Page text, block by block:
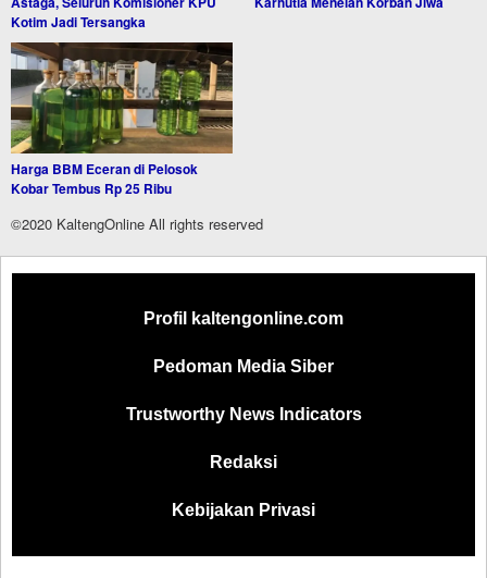
Kotim Jadi Tersangka
Harga BBM Eceran di Pelosok
Kobar Tembus Rp 25 Ribu
©2020 KaltengOnline All rights reserved
Profil kaltengonline.com
Pedoman Media Siber
Trustworthy News Indicators
Redaksi
Kebijakan Privasi